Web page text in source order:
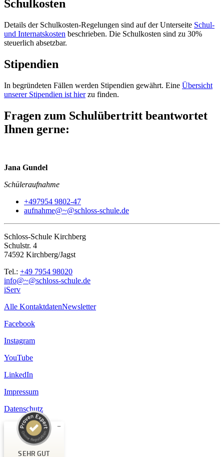
Schulkosten
Details der Schulkosten-Regelungen sind auf der Unterseite Schul-
und Internatskosten beschrieben. Die Schulkosten sind zu 30%
steuerlich absetzbar.
Stipendien
In begründeten Fällen werden Stipendien gewährt. Eine Übersicht
unserer Stipendien ist hierzu finden.
Fragen zum Schulübertritt beantwortet
Ihnen gerne:
Jana Gundel
Schüleraufnahme
+497954 9802-47
aufnahme@~@schloss-schule.de
Schloss-Schule Kirchberg
Schulstr. 4
74592 Kirchberg/Jagst
Tel.: +49 7954 98020
info@~@schloss-schule.de
iServ
Alle KontaktdatenNewsletter
Facebook
Instagram
YouTube
LinkedIn
Impressum
Datenschutz
SEHR GUT
Kundenbewertungen und Erfahrungen zu
Schloss-Schule Kirchberg